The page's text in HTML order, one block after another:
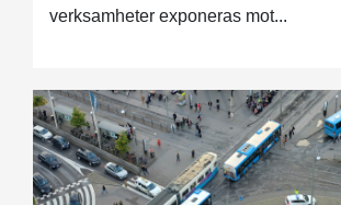
verksamheter exponeras mot...